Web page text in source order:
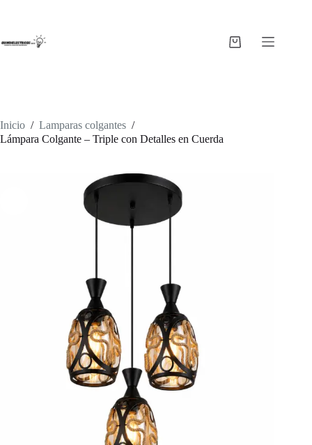
Carro
Inicio / Lamparas colgantes /
Lámpara Colgante – Triple con Detalles en Cuerda